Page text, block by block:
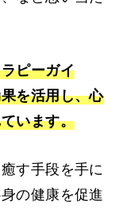
ピーガイ
を活用し、心
います。
す手段を手に
の健康を促進